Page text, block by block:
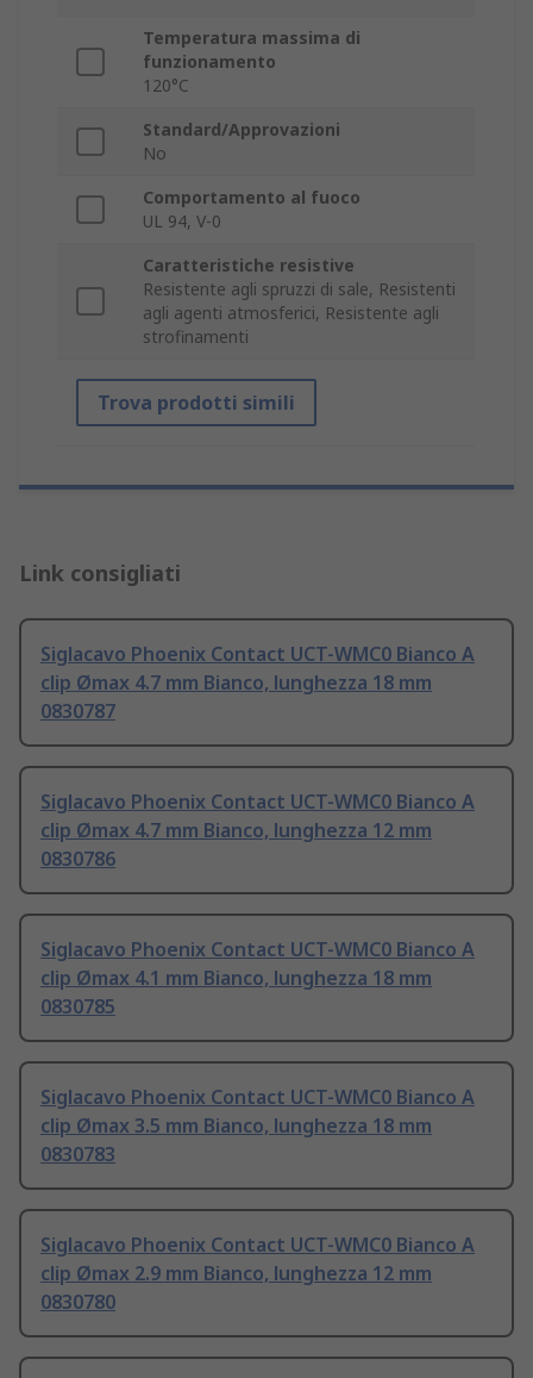
Temperatura massima di
funzionamento
120°C
Standard/Approvazioni
No
Comportamento al fuoco
UL 94, V-0
Caratteristiche resistive
Resistente agli spruzzi di sale, Resistenti
agli agenti atmosferici, Resistente agli
strofinamenti
Trova prodotti simili
Link consigliati
Siglacavo Phoenix Contact UCT-WMC0 Bianco A
clip Ømax 4.7 mm Bianco, lunghezza 18 mm
0830787
Siglacavo Phoenix Contact UCT-WMC0 Bianco A
clip Ømax 4.7 mm Bianco, lunghezza 12 mm
0830786
Siglacavo Phoenix Contact UCT-WMC0 Bianco A
clip Ømax 4.1 mm Bianco, lunghezza 18 mm
0830785
Siglacavo Phoenix Contact UCT-WMC0 Bianco A
clip Ømax 3.5 mm Bianco, lunghezza 18 mm
0830783
Siglacavo Phoenix Contact UCT-WMC0 Bianco A
clip Ømax 2.9 mm Bianco, lunghezza 12 mm
0830780